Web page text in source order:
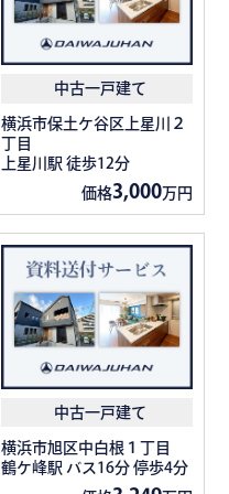
中古一戸建て
横浜市保土ケ谷区上星川２
丁目
上星川駅 徒歩12分
価格3,000万円
中古一戸建て
横浜市旭区中白根１丁目
鶴ケ峰駅 バス16分 停歩4分